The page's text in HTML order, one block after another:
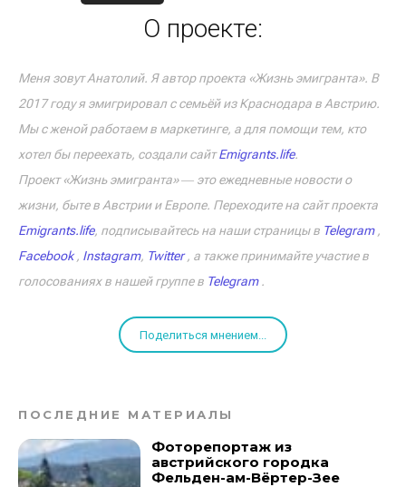
О проекте:
Меня зовут Анатолий. Я автор проекта «Жизнь эмигранта». В
2017 году я эмигрировал с семьёй из Краснодара в Австрию.
Мы с женой работаем в маркетинге, а для помощи тем, кто
хотел бы переехать, создали сайтEmigrants.life.
Проект «Жизнь эмигранта» ― это ежедневные новости о
жизни, быте в Австрии и Европе. Переходите на сайт проекта
Emigrants.life, подписывайтесь на наши страницы в Telegram,
Facebook, Instagram, Twitter, а также принимайте участие в
голосованиях в нашей группе в Telegram.
Поделиться мнением...
ПОСЛЕДНИЕ МАТЕРИАЛЫ
Фоторепортаж из
австрийского городка
Фельден-ам-Вёртер-Зее